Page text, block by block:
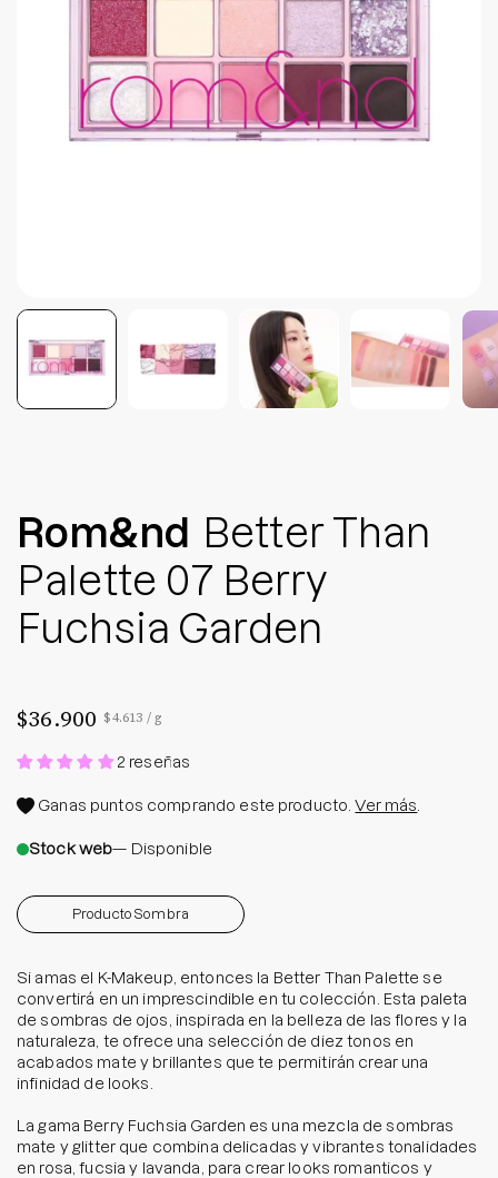
Protector Solar en Barra No.1
Parche para granitos
Rastrear mi Pedido
Parches para granitos internos
Rom&nd Better Than
Palette 07 Berry
Fuchsia Garden
$36.900 Precio por unidad
$4.613 /por
g
2 reseñas
Ganas puntos comprando este producto.Ver más
Stock web— Disponible
Producto Sombra
Si amas el K-Makeup, entonces la Better Than Palette se
convertirá en un imprescindible en tu colección. Esta paleta
de sombras de ojos, inspirada en la belleza de las flores y la
naturaleza, te ofrece una selección de diez tonos en
acabados mate y brillantes que te permitirán crear una
infinidad de looks.
La gama Berry Fuchsia Garden es una mezcla de sombras
mate y glitter que combina delicadas y vibrantes tonalidades
en rosa, fucsia y lavanda, para crear looks romanticos y